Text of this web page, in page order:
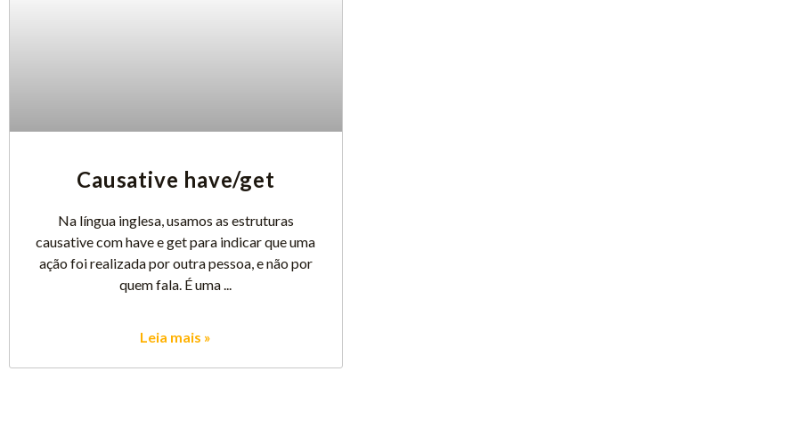
Causative have/get
Na língua inglesa, usamos as estruturas
causative com have e get para indicar que uma
ação foi realizada por outra pessoa, e não por
quem fala. É uma
Leia mais »